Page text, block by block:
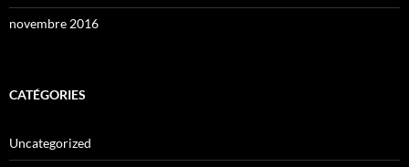
novembre 2016
CATÉGORIES
Uncategorized